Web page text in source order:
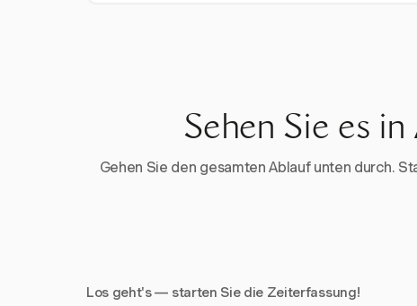
Sehen Sie es
Gehen Sie den gesamten Ablauf unten durch.
Los geht's — starten Sie die Zeiterfassung!